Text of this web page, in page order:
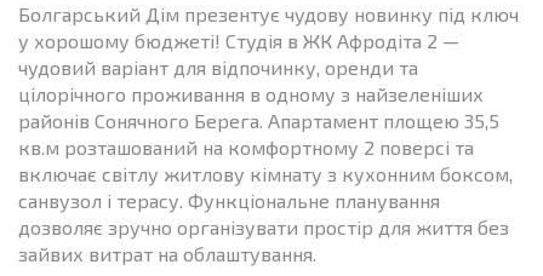
Болгарський Дім презентує чудову новинку під ключ
у хорошому бюджеті! Студія в ЖК Афродіта 2 —
чудовий варіант для відпочинку, оренди та
цілорічного проживання в одному з найзеленіших
районів Сонячного Берега. Апартамент площею 35,5
кв.м розташований на комфортному 2 поверсі та
включає світлу житлову кімнату з кухонним боксом,
санвузол і терасу. Функціональне планування
дозволяє зручно організувати простір для життя без
зайвих витрат на облаштування.